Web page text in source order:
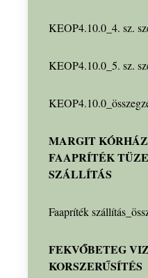
KEOP4.10.0_4. sz.
KEOP4.10.0_5. sz.
MARGIT
FAAPRÍTÉK
SZÁLLÍTÁS
Faapríték
FEKVŐBETEG
KORSZERŰSÍTÉS